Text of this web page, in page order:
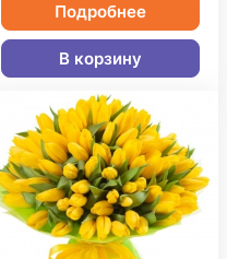
Подробнее
В корзину